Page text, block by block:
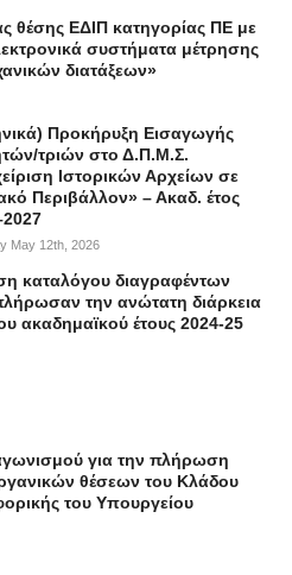
θέσης ΕΔΙΠ κατηγορίας ΠΕ με
συστήματα μέτρησης
διατάξεων»
Προκήρυξη Εισαγωγής
τριών στο Δ.Π.Μ.Σ.
Ιστορικών Αρχείων σε
Περιβάλλον» – Ακαδ. έτος
May 12th, 2026
καταλόγου διαγραφέντων
την ανώτατη διάρκεια
ακαδημαϊκού έτους 2024-25
για την πλήρωση
θέσεων του Κλάδου
του Υπουργείου